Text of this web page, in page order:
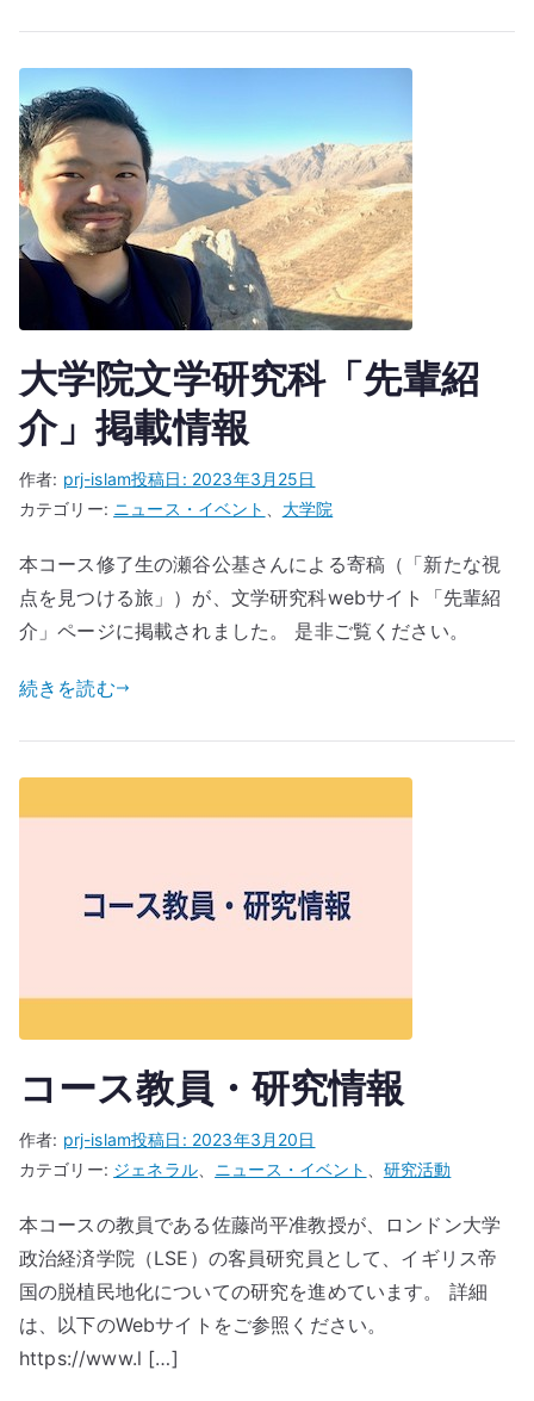
大学院文学研究科「先輩紹
介」掲載情報
作者: prj-islam投稿日: 2023年3月25日
カテゴリー: ニュース・イベント 大学院
本コース修了生の瀬谷公基さんによる寄稿（「新たな視
点を見つける旅」）が、文学研究科webサイト「先輩紹
介」ページに掲載されました。 是非ご覧ください。
続きを読む
コース教員・研究情報
作者: prj-islam投稿日: 2023年3月20日
カテゴリー: ジェネラル、 ニュース・イベント 研究活動
本コースの教員である佐藤尚平准教授が、ロンドン大学
政治経済学院（LSE）の客員研究員として、イギリス帝
国の脱植民地化についての研究を進めています。 詳細
は、以下のWebサイトをご参照ください。
https://www.l […]